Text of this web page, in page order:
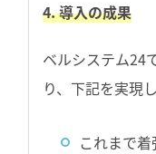
4. 導入の成果
ベルシステム24
り、下記を実現
これまで